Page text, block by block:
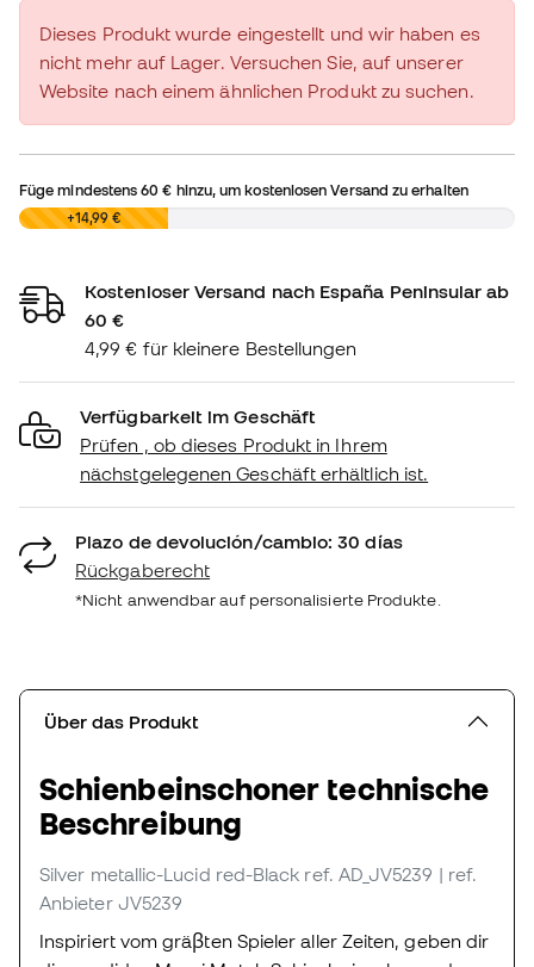
Dieses Produkt wurde eingestellt und wir haben es
nicht mehr auf Lager. Versuchen Sie, auf unserer
Website nach einem ähnlichen Produkt zu suchen.
Füge mindestens60 € hinzu, um kostenlosen Versand zu erhalten
0,00 € +14,99 €
Kostenloser Versand nach España Peninsular ab
60 €
4,99 € für kleinere Bestellungen
Verfügbarkeit im Geschäft
Prüfen , ob dieses Produkt in Ihrem
nächstgelegenen Geschäft erhältlich ist.
Plazo de devolución/cambio: 30 días
Rückgaberecht
*Nicht anwendbar auf personalisierte Produkte.
Über das Produkt
Schienbeinschoner technische
Beschreibung
Silver metallic-Lucid red-Black ref. AD_JV5239 | ref.
Anbieter JV5239
Inspiriert vom gräβten Spieler aller Zeiten, geben dir